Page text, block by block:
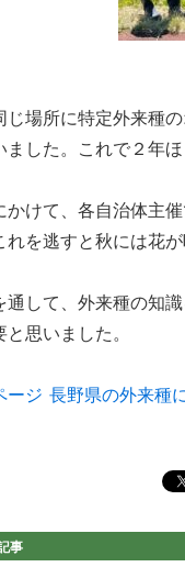
場所に特定外来種
ました。これで２年
かけて、各自治体主
れを逃すと秋には花
通して、外来種の知
思いました。
ージ 長野県の外来種
事